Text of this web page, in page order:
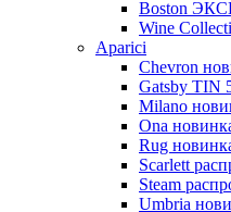
Boston
Wine
Aparici
Chevron
Gatsby TIN
Milano
Ona
Rug
Scarlett
Steam
Umbria